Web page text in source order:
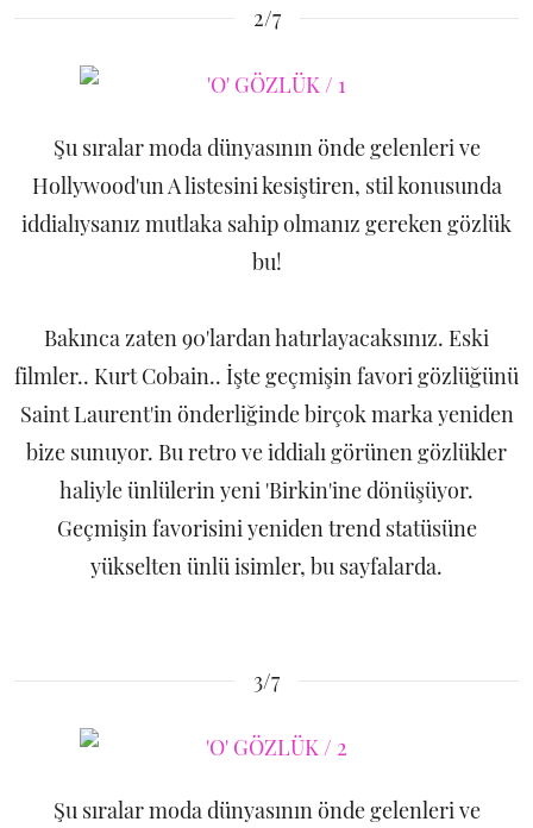
2/7
Şu sıralar moda dünyasının önde gelenleri ve
Hollywood'un A listesini kesiştiren, stil konusunda
iddialıysanız mutlaka sahip olmanız gereken gözlük
bu!
Bakınca zaten 90'lardan hatırlayacaksınız. Eski
filmler.. Kurt Cobain.. İşte geçmişin favori gözlüğünü
Saint Laurent'in önderliğinde birçok marka yeniden
bize sunuyor. Bu retro ve iddialı görünen gözlükler
haliyle ünlülerin yeni 'Birkin'ine dönüşüyor.
Geçmişin favorisini yeniden trend statüsüne
yükselten ünlü isimler, bu sayfalarda.
3/7
Şu sıralar moda dünyasının önde gelenleri ve